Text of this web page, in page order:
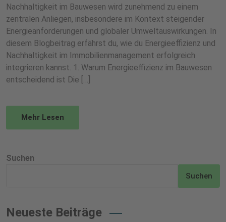
Nachhaltigkeit im Bauwesen wird zunehmend zu einem
zentralen Anliegen, insbesondere im Kontext steigender
Energieanforderungen und globaler Umweltauswirkungen. In
diesem Blogbeitrag erfährst du, wie du Energieeffizienz und
Nachhaltigkeit im Immobilienmanagement erfolgreich
integrieren kannst. 1. Warum Energieeffizienz im Bauwesen
entscheidend ist Die […]
Mehr Lesen
Suchen
Suchen
Neueste Beiträge